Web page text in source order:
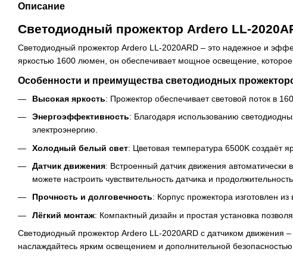
Описание
Светодиодный прожектор Ardero LL-
Светодиодный прожектор Ardero LL-2020ARD – это надежное и
яркостью 1600 люмен, он обеспечивает мощное освещение,
Особенности и преимущества светодиодных
Высокая яркость: Прожектор обеспечивает световой поток в
Энергоэффективность: Благодаря использованию
электроэнергию.
Холодный белый свет: Цветовая температура 6500K создаёт
Датчик движения: Встроенный датчик движения
можете настроить чувствительность датчика и
Прочность и долговечность: Корпус прожектора изготовлен
Лёгкий монтаж: Компактный дизайн и простая установка
Светодиодный прожектор Ardero LL-2020ARD с датчиком движения
наслаждайтесь ярким освещением и дополнительной безопасностью.